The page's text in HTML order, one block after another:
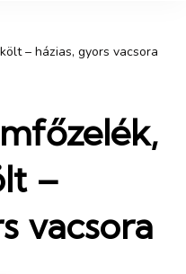
– házias, gyors vacsora
–
vacsora